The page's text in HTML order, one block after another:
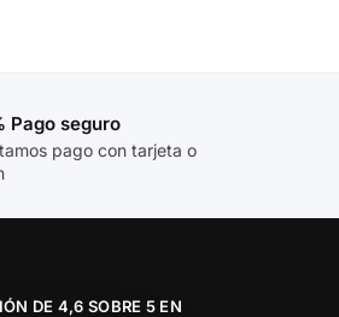
Pago seguro
pago con tarjeta o
DE 4,6 SOBRE 5 EN